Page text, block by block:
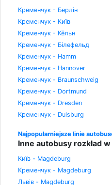
Кременчук - Берлін
Кременчук - Київ
Кременчук - Кёльн
Кременчук - Білефельд
Кременчук - Hamm
Кременчук - Hannover
Кременчук - Braunschweig
Кременчук - Dortmund
Кременчук - Dresden
Кременчук - Duisburg
Najpopularniejsze linie
Inne autobusy rozkład
Київ - Magdeburg
Кременчук - Magdeburg
Львів - Magdeburg